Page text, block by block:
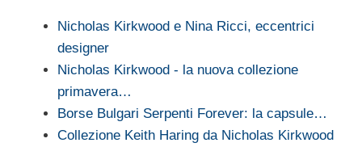
Nicholas Kirkwood e Nina Ricci, eccentrici
designer
Nicholas Kirkwood - la nuova collezione
primavera…
Borse Bulgari Serpenti Forever: la capsule…
Collezione Keith Haring da Nicholas Kirkwood